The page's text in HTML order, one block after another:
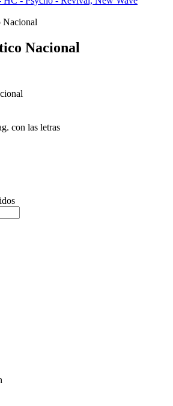
Nacional
Nacional
con las letras